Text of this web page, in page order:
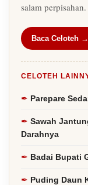
salam
Baca Celoteh →
CELOTEH
Parepare
Sawah
Darahnya
Badai Bupati
Puding Daun